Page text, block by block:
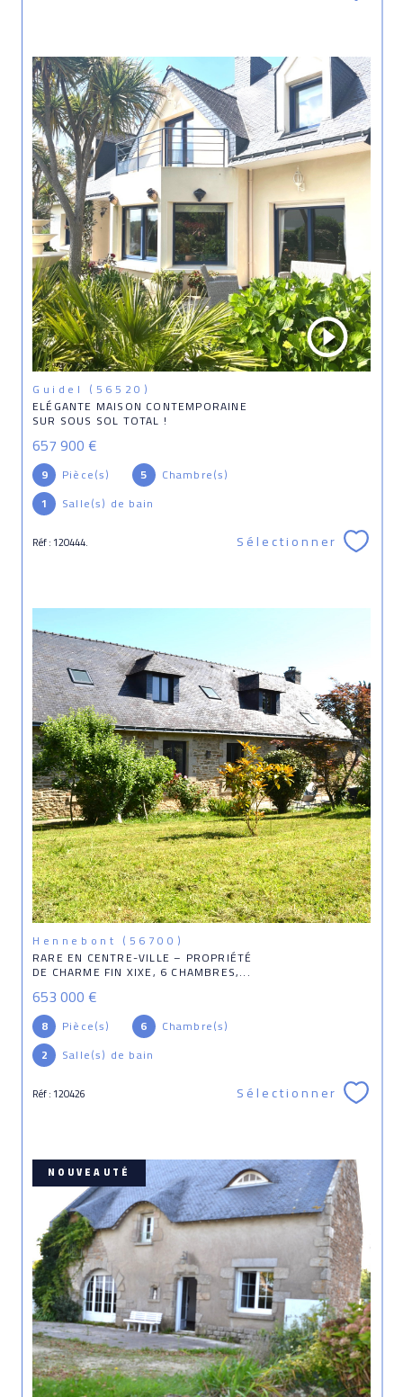
Guidel (56520)
ELÉGANTE MAISON CONTEMPORAINE
SUR SOUS SOL TOTAL !
657 900 €
9 Pièce(s) 5
Chambre(s)
1
Salle(s) de bain
Réf : 120444. Sélectionner
Hennebont (56700)
RARE EN CENTRE-VILLE – PROPRIÉTÉ
DE CHARME FIN XIXE, 6 CHAMBRES,...
653 000 €
8 Pièce(s) 6
Chambre(s)
2
Salle(s) de bain
Réf : 120426 Sélectionner
NOUVEAUTÉ